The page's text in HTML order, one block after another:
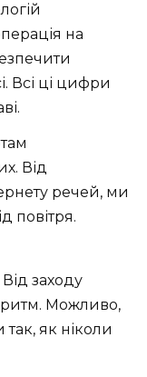
на
Всі ці цифри
Від
речей, ми
повітря.
заходу
ритм. Можливо,
так, як ніколи